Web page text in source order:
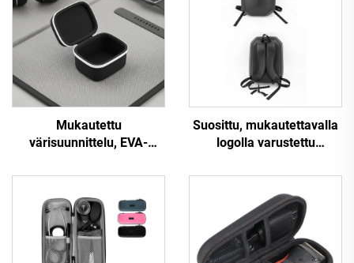
Mukautettu
värisuunnittelu, EVA-
yksittäinen kellolaatikko,
pakkauslaatikko
Suosittu, mukautettavalla
logolla varustettu
kannettava ulkoiluun
tarkoitettu vedenpitävä
EVA-tietokonepussi